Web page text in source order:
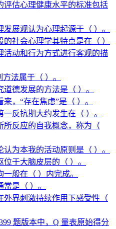
评估心理健康水平的标准包括
发展观认为心理起源于（ ）。
的社会心理学其特点是在（ ）
活动和行为方式进行客观的描
法属于（ ）。
道德发展的方法是（ ）。
，“存在焦虑”是（ ）。
一反抗期大约发生在（ ）。
所反应的自我概念，称为（
认为本我的活动原则是（ ）。
位于大脑皮层的（ ）。
一般在（ ）内完成。
常是（ ）。
外界刺激持续作用下感受性（
题版本中，Q 量表原始得分